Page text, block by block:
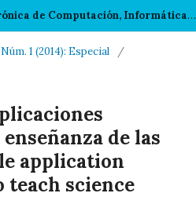
ReCIBE, Revista electrónica de Computación, Informática, Biomédica y Electrónica
1 (2014): Especial
/
de las
application
teach science